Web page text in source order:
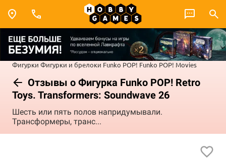
Фигурки Фигурки и брелоки Funko POP! Funko POP! Movies
Отзывы о Фигурка Funko POP! Retro
Toys. Transformers: Soundwave 26
Шесть или пять полов напридумывали.
Трансформеры, транс...